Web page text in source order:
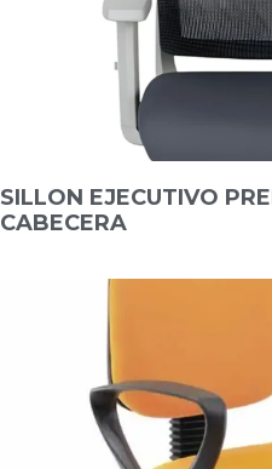
SILLON EJECUTIVO
CABECERA